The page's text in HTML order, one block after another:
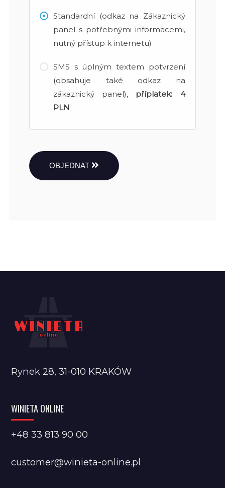
Standardní (odkaz na Zákaznický
panel s potřebnými informacemi,
nutný přístup k internetu)
SMS s úplným textem potvrzení
(obsahuje také odkaz na
zákaznický panel), příplatek: 4
PLN
OBJEDNAT
Rynek 28, 31-010 KRAKÓW
WINIETA ONLINE
+48 33 813 90 00
customer@winieta-online.pl